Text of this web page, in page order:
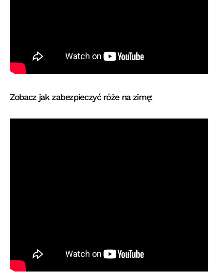
Zobacz jak zabezpieczyć róże na zimę: